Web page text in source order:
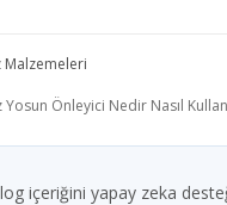
Malzemeleri
içeriğini yapay zeka